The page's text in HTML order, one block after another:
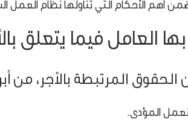
أهم الأحكام التي تناولها نظام العمل
العامل فيما يتعلق
المرتبطة بالأجر، من
المؤدى.